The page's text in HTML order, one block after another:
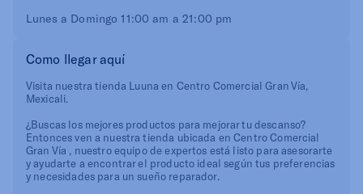
Lunes a Domingo 11:00 am a 21:00 pm
Como llegar aquí
Visita nuestra tienda Luuna en Centro Comercial Gran Vía,
Mexicali.
¿Buscas los mejores productos para mejorar tu descanso?
Entonces ven a nuestra tienda ubicada en Centro Comercial
Gran Vía , nuestro equipo de expertos está listo para asesorarte
y ayudarte a encontrar el producto ideal según tus preferencias
y necesidades para un sueño reparador.